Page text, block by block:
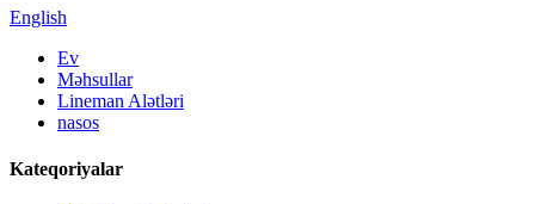
English
Ev
Məhsullar
Lineman Alətləri
nasos
Kateqoriyalar